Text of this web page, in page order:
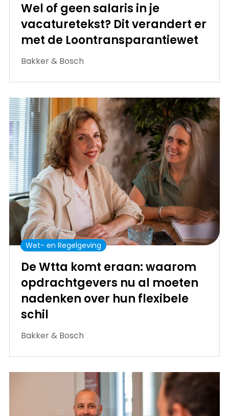
Wel of geen salaris in je
vacaturetekst? Dit verandert er
met de Loontransparantiewet
Bakker & Bosch
Wet- en Regelgeving
De Wtta komt eraan: waarom
opdrachtgevers nu al moeten
nadenken over hun flexibele
schil
Bakker & Bosch